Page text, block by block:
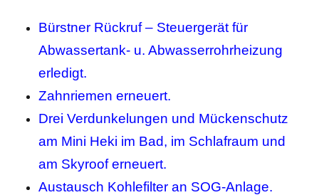
Bürstner Rückruf – Steuergerät für
Abwassertank- u. Abwasserrohrheizung
erledigt.
Zahnriemen erneuert.
Drei Verdunkelungen und Mückenschutz
am Mini Heki im Bad, im Schlafraum und
am Skyroof erneuert.
Austausch Kohlefilter an SOG-Anlage.